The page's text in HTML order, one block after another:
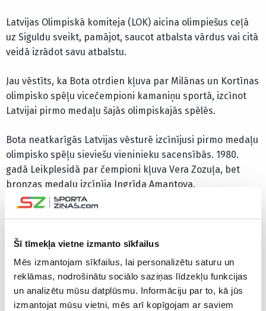
Šī tīmekļa vietne izmanto sīkfailus
Mēs izmantojam sīkfailus, lai personalizētu saturu un
reklāmas, nodrošinātu sociālo saziņas līdzekļu funkcijas
un analizētu mūsu datplūsmu. Informāciju par to, kā jūs
izmantojat mūsu vietni, mēs arī kopīgojam ar saviem
Latvijas Olimpiskā komiteja (LOK) aicina olimpiešus ceļā
uz Siguldu sveikt, pamājot, saucot atbalsta vārdus vai citā
veidā izrādot savu atbalstu.
Jau vēstīts, ka Bota otrdien kļuva par Milānas un Kortīnas
olimpisko spēļu vicečempioni kamaniņu sportā, izcīnot
Latvijai pirmo medaļu šajās olimpiskajās spēlēs.
Bota neatkarīgās Latvijas vēsturē izcīnījusi pirmo medaļu
olimpisko spēļu sieviešu vieninieku sacensībās. 1980.
gadā Leikplesidā par čempioni kļuva Vera Zozuļa, bet
bronzas medaļu izcīnīja Ingrīda Amantova.
CITAS ZIŅAS NO ŠĪS KATEGORIJAS